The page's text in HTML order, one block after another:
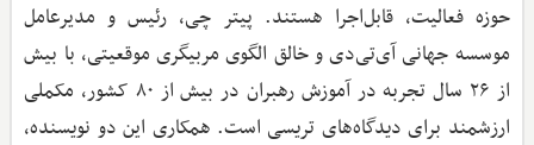
حوزه فعالیت، قابل‌اجرا هستند. پیتر چی، رئیس و مدیرعامل
موسسه جهانی آی‌تی‌دی و خالق الگوی مربیگری موقعیتی، با بیش
از ۲۶ سال تجربه در آموزش رهبران در بیش از ۸۰ کشور، مکملی
ارزشمند برای دیدگاه‌های تریسی است. همکاری این دو نویسنده،